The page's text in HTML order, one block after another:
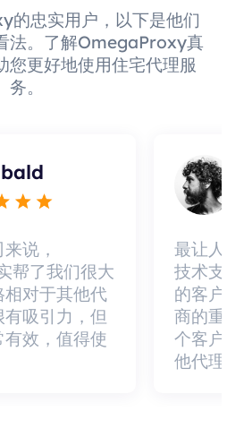
忠实用户，以下是他们
法。了解OmegaProxy真
您更好地使用住宅代理服
务。
说，
帮了我们很大
对于其他代
吸引力，但
效，值得使
最让
技术
的客
商的
个客
他代